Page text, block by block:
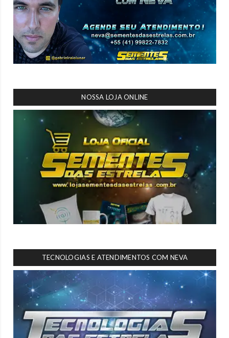
NOSSA LOJA ONLINE
TECNOLOGIAS E ATENDIMENTOS COM NEVA